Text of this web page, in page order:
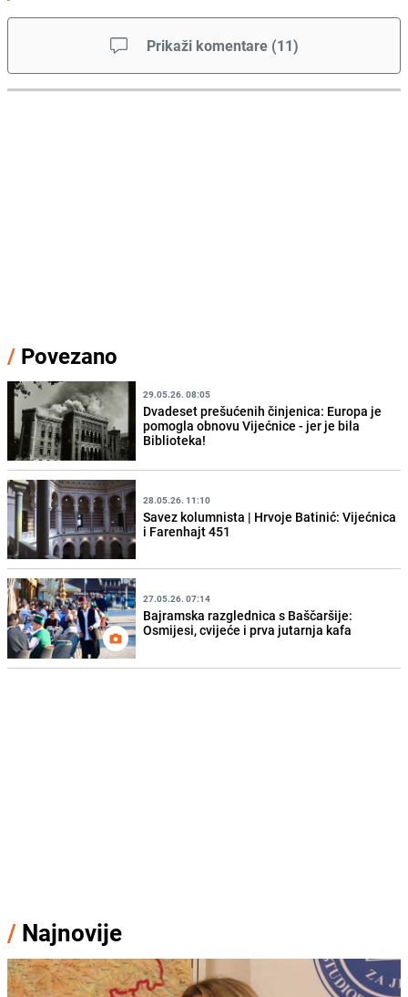
Prikaži komentare (11)
/ Povezano
29.05.26. 08:05
Dvadeset prešućenih činjenica: Europa je
pomogla obnovu Vijećnice - jer je bila
Biblioteka!
28.05.26. 11:10
Savez kolumnista | Hrvoje Batinić: Vijećnica
i Farenhajt 451
27.05.26. 07:14
Bajramska razglednica s Baščaršije:
Osmijesi, cvijeće i prva jutarnja kafa
/ Najnovije